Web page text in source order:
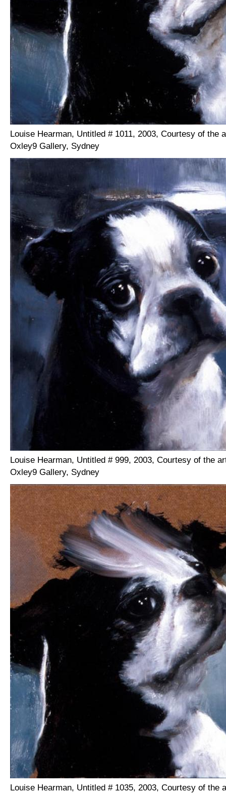
Louise Hearman, Untitled # 1011, 2003, Courtesy of the
Oxley9 Gallery, Sydney
Louise Hearman, Untitled # 999, 2003, Courtesy of the
Oxley9 Gallery, Sydney
Louise Hearman, Untitled # 1035, 2003, Courtesy of the